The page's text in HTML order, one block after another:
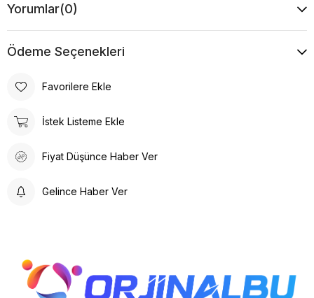
Yorumlar(0)
Ödeme Seçenekleri
Favorilere Ekle
İstek Listeme Ekle
Fiyat Düşünce Haber Ver
Gelince Haber Ver